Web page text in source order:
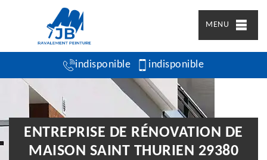
MENU
indisponible indisponible
ENTREPRISE DE RÉNOVATION DE
MAISON SAINT THURIEN 29380